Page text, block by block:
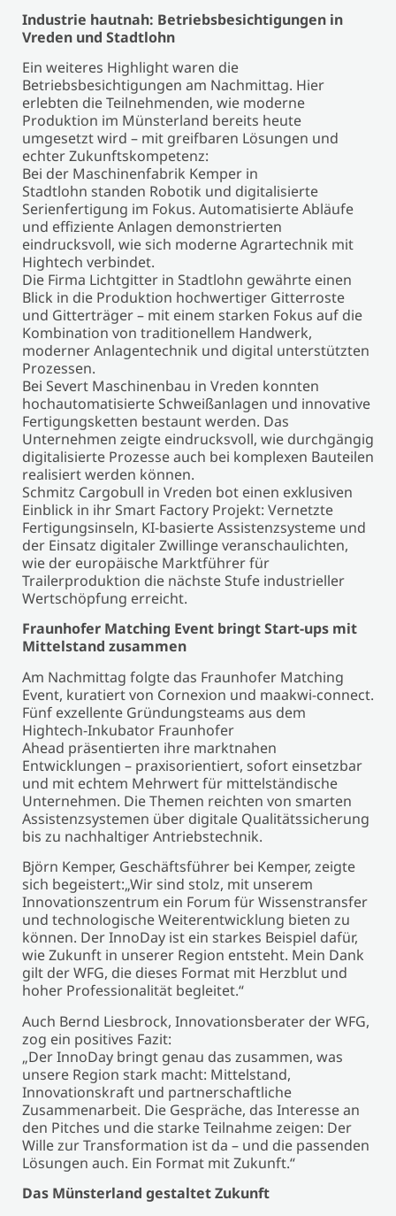
Industrie hautnah: Betriebsbesichtigungen in
Vreden und Stadtlohn
Ein weiteres Highlight waren die
Betriebsbesichtigungen am Nachmittag. Hier
erlebten die Teilnehmenden, wie moderne
Produktion im Münsterland bereits heute
umgesetzt wird – mit greifbaren Lösungen und
echter Zukunftskompetenz:
Bei der Maschinenfabrik Kemper in
Stadtlohn standen Robotik und digitalisierte
Serienfertigung im Fokus. Automatisierte Abläufe
und effiziente Anlagen demonstrierten
eindrucksvoll, wie sich moderne Agrartechnik mit
Hightech verbindet.
Die Firma Lichtgitter in Stadtlohn gewährte einen
Blick in die Produktion hochwertiger Gitterroste
und Gitterträger – mit einem starken Fokus auf die
Kombination von traditionellem Handwerk,
moderner Anlagentechnik und digital unterstützten
Prozessen.
Bei Severt Maschinenbau in Vreden konnten
hochautomatisierte Schweißanlagen und innovative
Fertigungsketten bestaunt werden. Das
Unternehmen zeigte eindrucksvoll, wie durchgängig
digitalisierte Prozesse auch bei komplexen Bauteilen
realisiert werden können.
Schmitz Cargobull in Vreden bot einen exklusiven
Einblick in ihr Smart Factory Projekt: Vernetzte
Fertigungsinseln, KI-basierte Assistenzsysteme und
der Einsatz digitaler Zwillinge veranschaulichten,
wie der europäische Marktführer für
Trailerproduktion die nächste Stufe industrieller
Wertschöpfung erreicht.
Fraunhofer Matching Event bringt Start-ups mit
Mittelstand zusammen
Am Nachmittag folgte das Fraunhofer Matching
Event, kuratiert von Cornexion und maakwi-connect.
Fünf exzellente Gründungsteams aus dem
Hightech-Inkubator Fraunhofer
Ahead präsentierten ihre marktnahen
Entwicklungen – praxisorientiert, sofort einsetzbar
und mit echtem Mehrwert für mittelständische
Unternehmen. Die Themen reichten von smarten
Assistenzsystemen über digitale Qualitätssicherung
bis zu nachhaltiger Antriebstechnik.
Björn Kemper, Geschäftsführer bei Kemper, zeigte
sich begeistert:„Wir sind stolz, mit unserem
Innovationszentrum ein Forum für Wissenstransfer
und technologische Weiterentwicklung bieten zu
können. Der InnoDay ist ein starkes Beispiel dafür,
wie Zukunft in unserer Region entsteht. Mein Dank
gilt der WFG, die dieses Format mit Herzblut und
hoher Professionalität begleitet.“
Auch Bernd Liesbrock, Innovationsberater der WFG,
zog ein positives Fazit:
„Der InnoDay bringt genau das zusammen, was
unsere Region stark macht: Mittelstand,
Innovationskraft und partnerschaftliche
Zusammenarbeit. Die Gespräche, das Interesse an
den Pitches und die starke Teilnahme zeigen: Der
Wille zur Transformation ist da – und die passenden
Lösungen auch. Ein Format mit Zukunft.“
Das Münsterland gestaltet Zukunft